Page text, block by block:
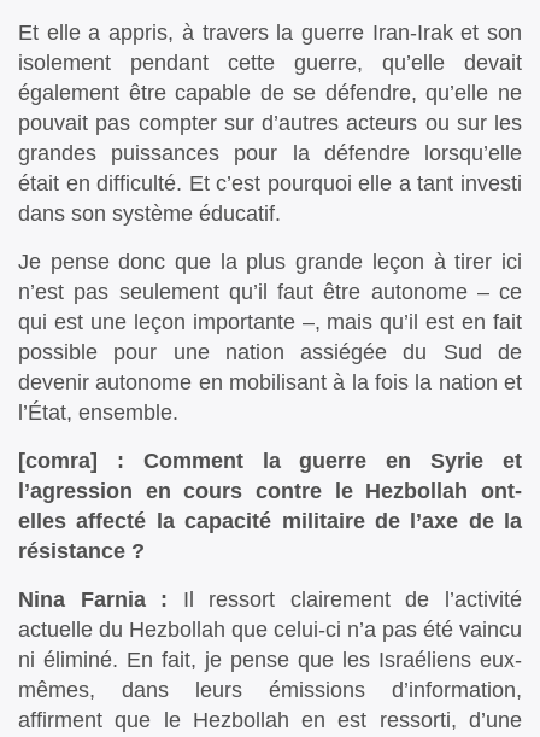
Et elle a appris, à travers la guerre Iran-Irak et son
isolement pendant cette guerre, qu’elle devait
également être capable de se défendre, qu’elle ne
pouvait pas compter sur d’autres acteurs ou sur les
grandes puissances pour la défendre lorsqu’elle
était en difficulté. Et c’est pourquoi elle a tant investi
dans son système éducatif.
Je pense donc que la plus grande leçon à tirer ici
n’est pas seulement qu’il faut être autonome – ce
qui est une leçon importante –, mais qu’il est en fait
possible pour une nation assiégée du Sud de
devenir autonome en mobilisant à la fois la nation et
l’État, ensemble.
[comra] : Comment la guerre en Syrie et
l’agression en cours contre le Hezbollah ont-
elles affecté la capacité militaire de l’axe de la
résistance ?
Nina Farnia : Il ressort clairement de l’activité
actuelle du Hezbollah que celui-ci n’a pas été vaincu
ni éliminé. En fait, je pense que les Israéliens eux-
mêmes, dans leurs émissions d’information,
affirment que le Hezbollah en est ressorti, d’une